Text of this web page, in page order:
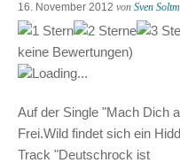
16. November 2012 von Sven
keine Bewertungen)
Loading...
Auf der Single "Mach Dich
Frei.Wild findet sich ein
Track "Deutschrock ist